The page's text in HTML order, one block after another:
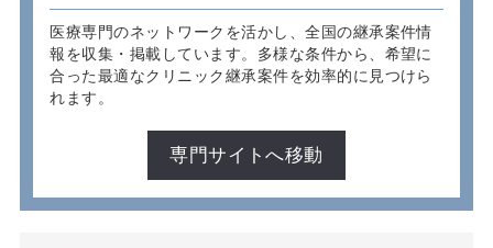
医療専門のネットワークを活かし、全国の継承案件情
報を収集・掲載しています。多様な条件から、希望に
合った最適なクリニック継承案件を効率的に見つけら
れます。
専門サイトへ移動